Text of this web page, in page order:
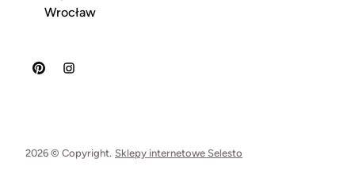
Wrocław
2026 © Copyright. Sklepy internetowe Selesto